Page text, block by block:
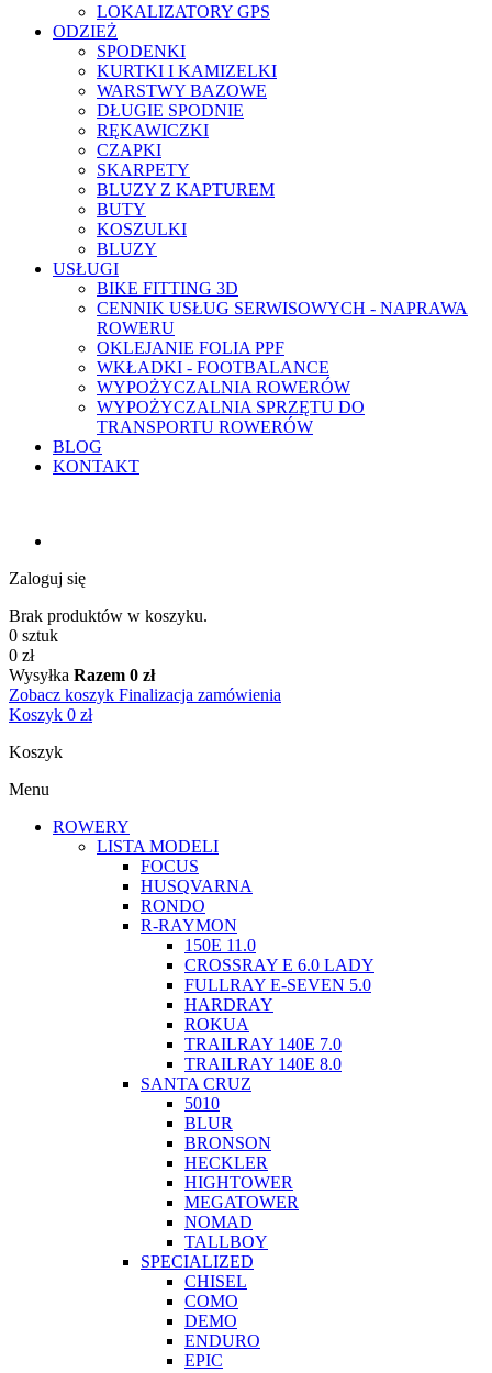
LOKALIZATORY GPS
ODZIEŻ
SPODENKI
KURTKI I KAMIZELKI
WARSTWY BAZOWE
DŁUGIE SPODNIE
RĘKAWICZKI
CZAPKI
SKARPETY
BLUZY Z KAPTUREM
BUTY
KOSZULKI
BLUZY
USŁUGI
BIKE FITTING 3D
CENNIK USŁUG SERWISOWYCH - NAPRAWA
ROWERU
OKLEJANIE FOLIA PPF
WKŁADKI - FOOTBALANCE
WYPOŻYCZALNIA ROWERÓW
WYPOŻYCZALNIA SPRZĘTU DO
TRANSPORTU ROWERÓW
BLOG
KONTAKT
Zaloguj się
Brak produktów w koszyku.
0 sztuk
0 zł
Wysyłka Razem 0 zł
Zobacz koszyk Finalizacja zamówienia
Koszyk 0 zł
Koszyk
Menu
ROWERY
LISTA MODELI
FOCUS
HUSQVARNA
RONDO
R-RAYMON
150E 11.0
CROSSRAY E 6.0 LADY
FULLRAY E-SEVEN 5.0
HARDRAY
ROKUA
TRAILRAY 140E 7.0
TRAILRAY 140E 8.0
SANTA CRUZ
5010
BLUR
BRONSON
HECKLER
HIGHTOWER
MEGATOWER
NOMAD
TALLBOY
SPECIALIZED
CHISEL
COMO
DEMO
ENDURO
EPIC